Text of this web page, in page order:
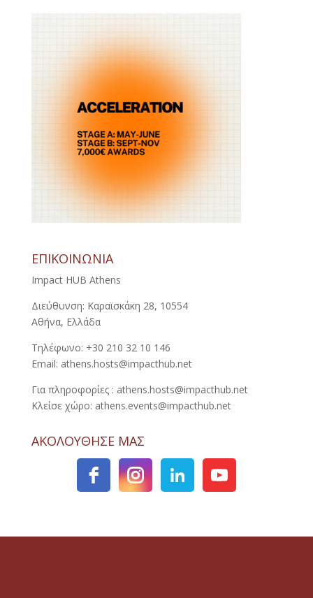
ΕΠΙΚΟΙΝΩΝΙΑ
Impact HUB Athens
Διεύθυνση: Καραϊσκάκη 28, 10554
Αθήνα, Ελλάδα
Τηλέφωνο: +30 210 32 10 146
Email: athens.hosts@impacthub.net
Για πληροφορίες : athens.hosts@impacthub.net
Κλείσε χώρο: athens.events@impacthub.net
ΑΚΟΛΟΥΘΗΣΕ ΜΑΣ